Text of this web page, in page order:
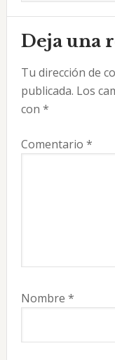
Deja una
Tu dirección de
publicada. Los
con *
Comentario *
Nombre *